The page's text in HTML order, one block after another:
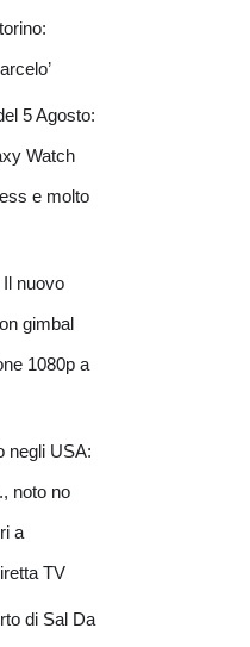
5 Agosto:
Watch
e molto
nuovo
gimbal
1080p a
negli USA:
noto no
a
TV
di Sal Da